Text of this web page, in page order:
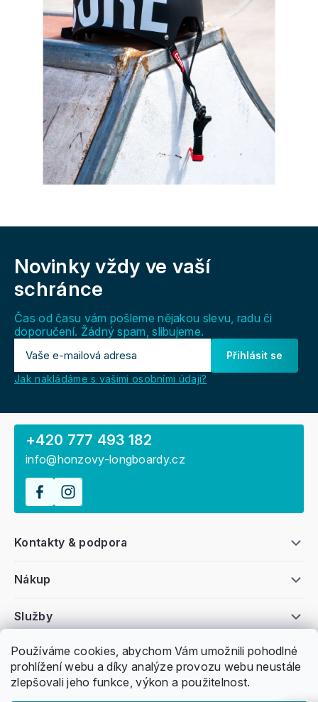
Používáme cookies, abychom Vám umožnili pohodlné
prohlížení webu a díky analýze provozu webu neustále
zlepšovali jeho funkce, výkon a použitelnost.
Novinky vždy ve vaší
schránce
Čas od času vám pošleme nějakou slevu, radu či
doporučení. Žádný spam, slibujeme.
Přihlásit se
Jak nakládáme s vašimi osobními údaji?
Všeobecné informace
Nákup
Kontakty & podpora
Služby
+420 777 493 182
info@honzovy-longboardy.cz